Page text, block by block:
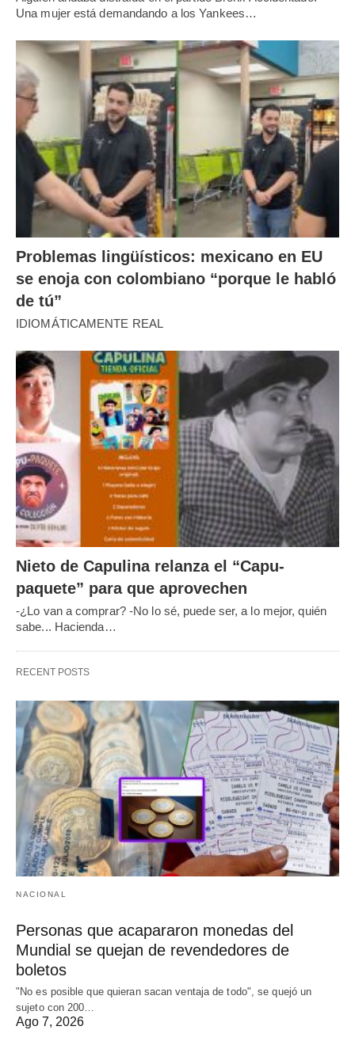
Una mujer está demandando a los Yankees…
Problemas lingüísticos: mexicano en EU
se enoja con colombiano “porque le habló
de tú”
IDIOMÁTICAMENTE REAL
Nieto de Capulina relanza el “Capu-
paquete” para que aprovechen
-¿Lo van a comprar? -No lo sé, puede ser, a lo mejor, quién
sabe... Hacienda…
RECENT POSTS
NACIONAL
Personas que acapararon monedas del
Mundial se quejan de revendedores de
boletos
"No es posible que quieran sacan ventaja de todo", se quejó un
sujeto con 200…
Ago 7, 2026